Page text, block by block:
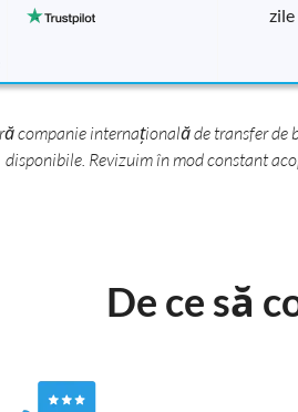
zile
companie internațională de transfer
disponibile. Revizuim în mod constant
De ce să